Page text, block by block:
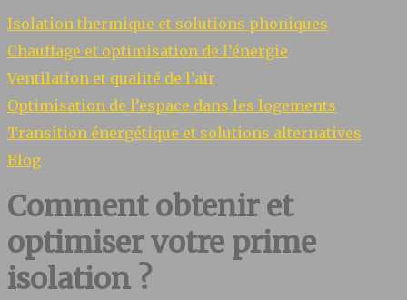
Isolation thermique et solutions phoniques
Chauffage et optimisation de l’énergie
Ventilation et qualité de l’air
Optimisation de l’espace dans les logements
Transition énergétique et solutions alternatives
Blog
Comment obtenir et
optimiser votre prime
isolation ?